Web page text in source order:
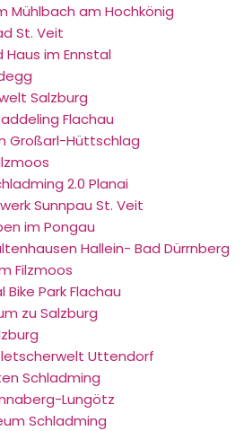
Mühlbach am Hochkönig
St. Veit
Haus im Ennstal
Salzburg
Flachau
Großarl-Hüttschlag
2.0 Planai
Sunnpau St. Veit
im Pongau
Hallein- Bad Dürrnberg
Filzmoos
Bike Park Flachau
zu Salzburg
Uttendorf
Schladming
Lungötz
Schladming